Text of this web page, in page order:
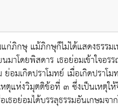
ภิกษุ แม้ภิกษุก็ไม่ได้แสดงธรรม
โดยพิสดาร เธอย่อมเข้าใจอรร
ย่อมเกิดปราโมทย์ เมื่อเกิดปรา
ตุแห่งวิมุตติข้อที่ ๓ ซึ่งเป็นเหตุใ
อย่อมได้บรรลุธรรมอันเกษมจา